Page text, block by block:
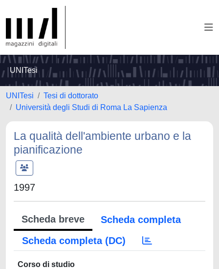
UNITesi
UNITesi
Tesi di dottorato
Università degli Studi di Roma La Sapienza
La qualità dell'ambiente urbano e la
pianificazione
1997
Scheda breve
Scheda completa
Scheda completa (DC)
Corso di studio